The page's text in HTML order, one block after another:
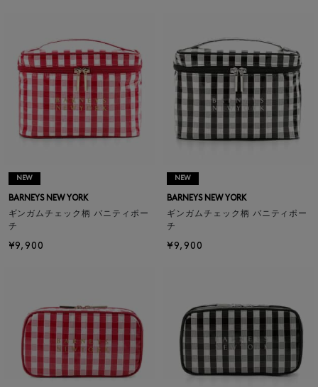
NEW
BARNEYS NEW YORK
ギンガムチェック柄 バニティポー
チ
¥9,900
NEW
BARNEYS NEW YORK
ギンガムチェック柄 バニティポー
チ
¥9,900